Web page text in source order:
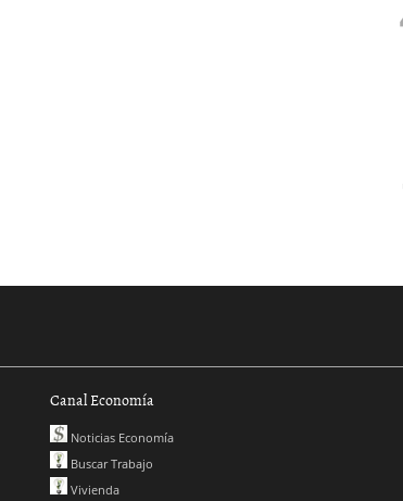
Canal Economía
Noticias Economía
Buscar Trabajo
Vivienda